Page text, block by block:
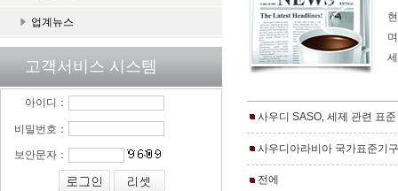
업계뉴스
고객서비스 시스템
아이디：
비밀번호：
보안문자：
사우디 SASO, 세제 관련 표
사우디아라비아 국가표준기
전에